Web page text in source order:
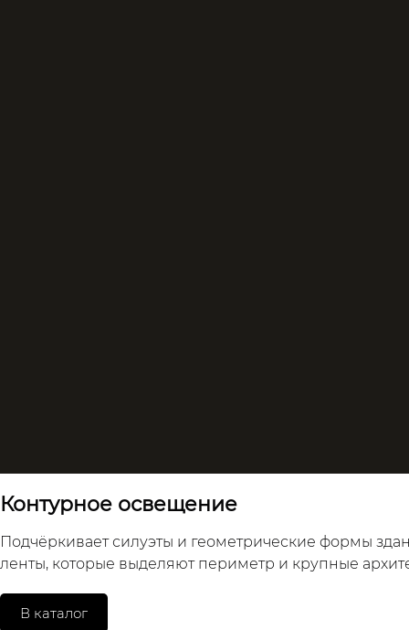
Контурное освещение
Подчёркивает силуэты и геометрические формы
ленты, которые выделяют периметр и крупные
В каталог